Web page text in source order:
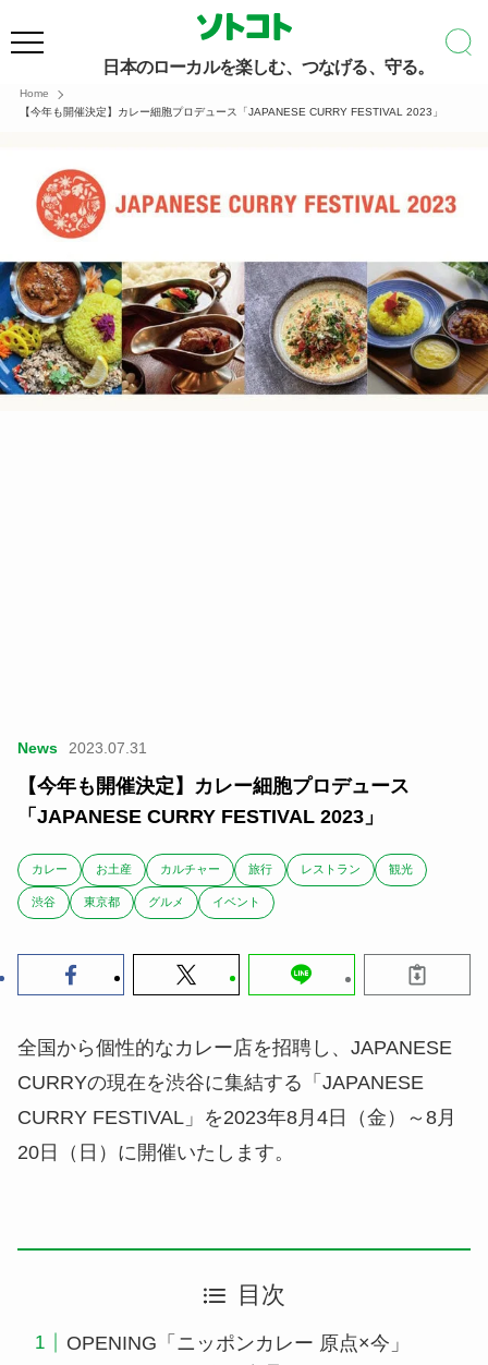
日本のローカルを楽しむ、つなげる、守る。
Home
【今年も開催決定】カレー細胞プロデュース「JAPANESE CURRY FESTIVAL 2023」
News 2023.07.31
【今年も開催決定】カレー細胞プロデュース
「JAPANESE CURRY FESTIVAL 2023」
カレー お土産 カルチャー 旅行 レストラン 観光
渋谷 東京都 グルメ イベント
全国から個性的なカレー店を招聘し、JAPANESE
CURRYの現在を渋谷に集結する「JAPANESE
CURRY FESTIVAL」を2023年8月4日（金）～8月
20日（日）に開催いたします。
目次
OPENING「ニッポンカレー 原点×今」